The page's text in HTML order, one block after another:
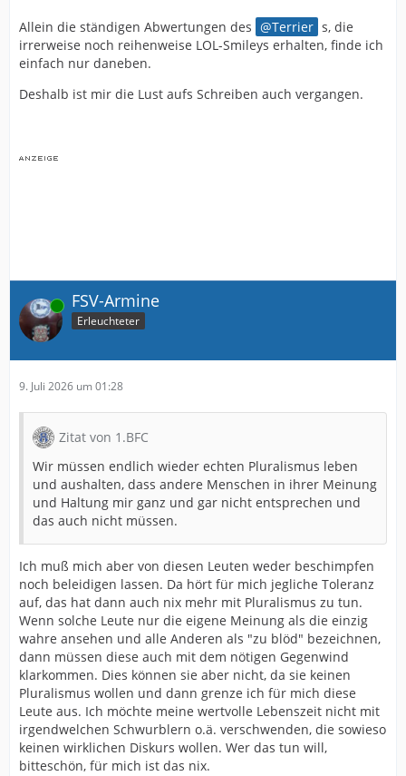
Allein die ständigen Abwertungen des Terrier s, die
irrerweise noch reihenweise LOL-Smileys erhalten, finde ich
einfach nur daneben.
Deshalb ist mir die Lust aufs Schreiben auch vergangen.
Online FSV-Armine
Erleuchteter
9. Juli 2026 um 01:28
Zitat von 1.BFC
Wir müssen endlich wieder echten Pluralismus leben
und aushalten, dass andere Menschen in ihrer Meinung
und Haltung mir ganz und gar nicht entsprechen und
das auch nicht müssen.
Ich muß mich aber von diesen Leuten weder beschimpfen
noch beleidigen lassen. Da hört für mich jegliche Toleranz
auf, das hat dann auch nix mehr mit Pluralismus zu tun.
Wenn solche Leute nur die eigene Meinung als die einzig
wahre ansehen und alle Anderen als "zu blöd" bezeichnen,
dann müssen diese auch mit dem nötigen Gegenwind
klarkommen. Dies können sie aber nicht, da sie keinen
Pluralismus wollen und dann grenze ich für mich diese
Leute aus. Ich möchte meine wertvolle Lebenszeit nicht mit
irgendwelchen Schwurblern o.ä. verschwenden, die sowieso
keinen wirklichen Diskurs wollen. Wer das tun will,
bitteschön, für mich ist das nix.